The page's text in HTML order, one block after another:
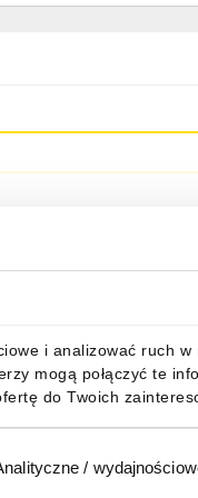
i analizować ruch
mogą połączyć te
do Twoich
/